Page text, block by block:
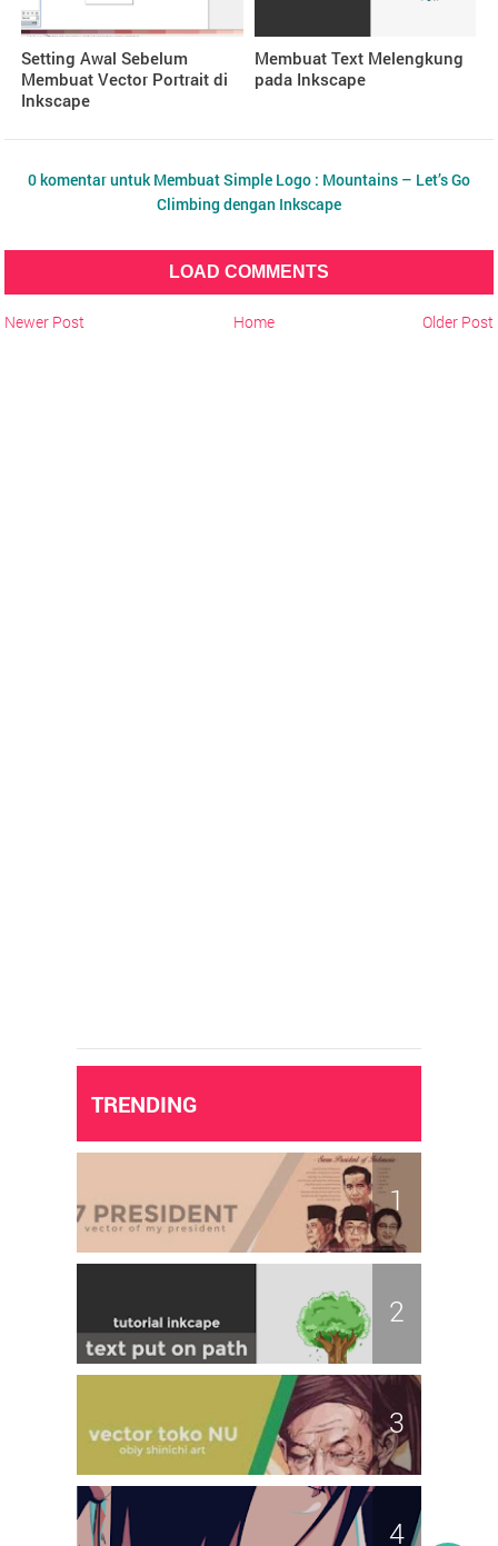
Setting Awal Sebelum
Membuat Vector Portrait di
Inkscape
Membuat Text Melengkung
pada Inkscape
0 komentar untuk Membuat Simple Logo : Mountains – Let’s Go
Climbing dengan Inkscape
LOAD COMMENTS
Newer Post Older Post
Home
TRENDING
7 President in Vector (7 Presiden
Indonesia) by Obiy Shinichiart
Membuat Text Melengkung pada
Inkscape
Vector Tokoh NU (Nahdlatul Ulama)
dengan Inkscape
Fan Art Naruto Shippuden by Obiy
Shinichiart